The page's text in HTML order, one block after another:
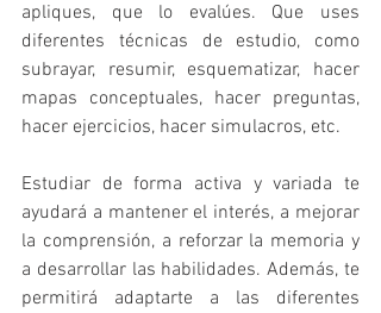
apliques, que lo evalúes. Que uses
diferentes técnicas de estudio, como
subrayar, resumir, esquematizar, hacer
mapas conceptuales, hacer preguntas,
hacer ejercicios, hacer simulacros, etc.
Estudiar de forma activa y variada te
ayudará a mantener el interés, a mejorar
la comprensión, a reforzar la memoria y
a desarrollar las habilidades. Además, te
permitirá adaptarte a las diferentes